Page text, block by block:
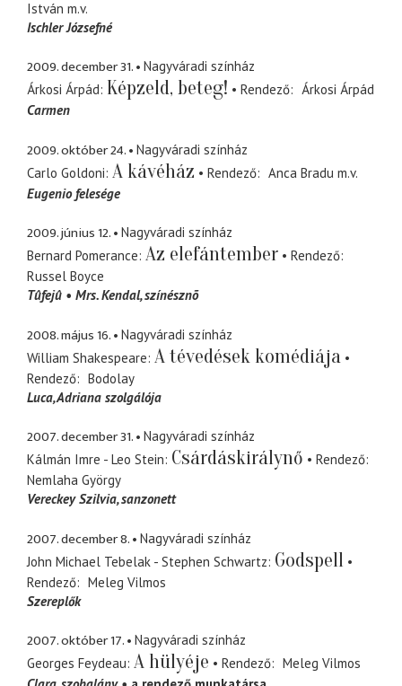
István m.v.
Ischler Józsefné
2009. december 31.
Nagyváradi színház
Árkosi Árpád Képzeld, beteg! Rendező
Árkosi Árpád
Carmen
2009. október 24.
Nagyváradi színház
Carlo Goldoni A kávéház Rendező Anca Bradu m.v.
Eugenio felesége
2009. június 12.
Nagyváradi színház
Bernard Pomerance Az elefántember
Rendező
Russel Boyce
Tûfejû
Mrs. Kendal színésznõ
2008. május 16.
Nagyváradi színház
William Shakespeare A tévedések komédiája
Rendező
Bodolay
Luca Adriana szolgálója
2007. december 31.
Nagyváradi színház
Kálmán Imre - Leo Stein Csárdáskirálynő
Rendező
Nemlaha György
Vereckey Szilvia sanzonett
2007. december 8.
Nagyváradi színház
John Michael Tebelak - Stephen Schwartz Godspell
Rendező
Meleg Vilmos
Szereplők
2007. október 17.
Nagyváradi színház
Georges Feydeau A hülyéje Rendező
Meleg Vilmos